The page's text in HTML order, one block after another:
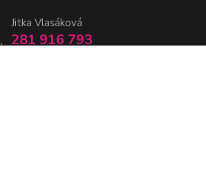
Jitka Vlasáková
281 916 793